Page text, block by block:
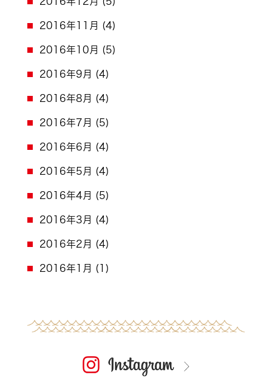
2016年11月 (4)
2016年10月 (5)
2016年9月 (4)
2016年8月 (4)
2016年7月 (5)
2016年6月 (4)
2016年5月 (4)
2016年4月 (5)
2016年3月 (4)
2016年2月 (4)
2016年1月 (1)